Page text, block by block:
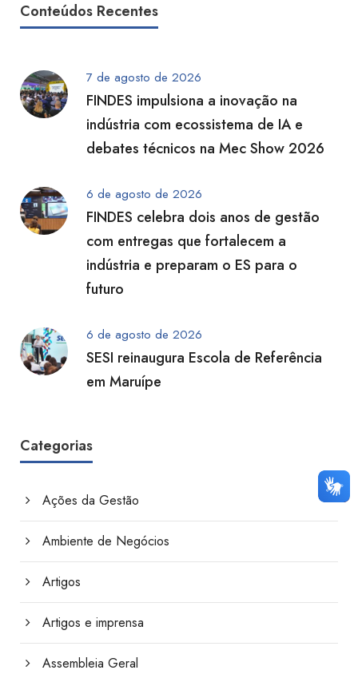
Conteúdos Recentes
7 de agosto de 2026
FINDES impulsiona a inovação na
indústria com ecossistema de IA e
debates técnicos na Mec Show 2026
6 de agosto de 2026
FINDES celebra dois anos de gestão
com entregas que fortalecem a
indústria e preparam o ES para o
futuro
6 de agosto de 2026
SESI reinaugura Escola de Referência
em Maruípe
Categorias
Ações da Gestão
Ambiente de Negócios
Artigos
Artigos e imprensa
Assembleia Geral